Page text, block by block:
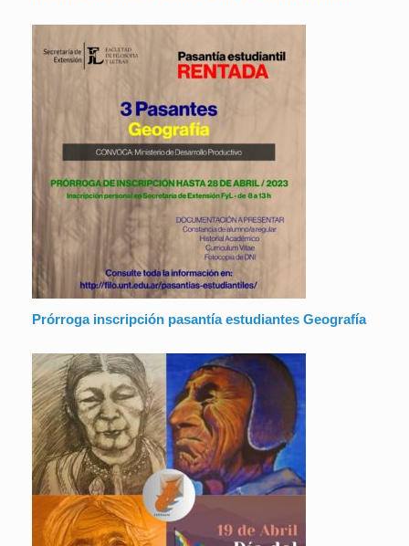
Prórroga inscripción pasantía estudiantes Geografía